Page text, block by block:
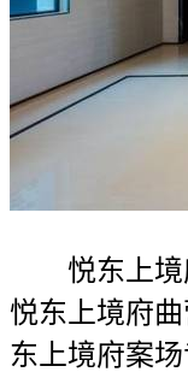
悦东上境府
悦东上境府
东上境府案